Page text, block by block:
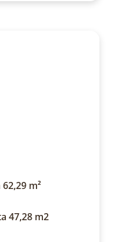
m²
47,28 m2